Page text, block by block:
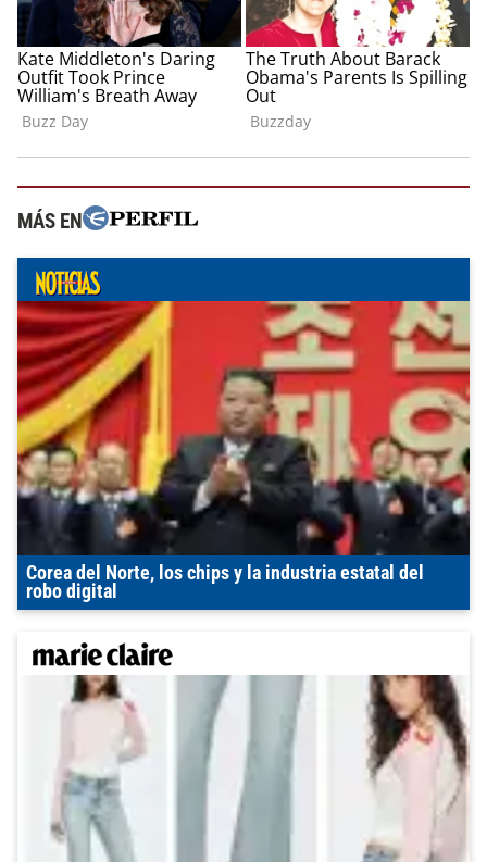
MÁS EN
Corea del Norte, los chips y la industria estatal del
robo digital